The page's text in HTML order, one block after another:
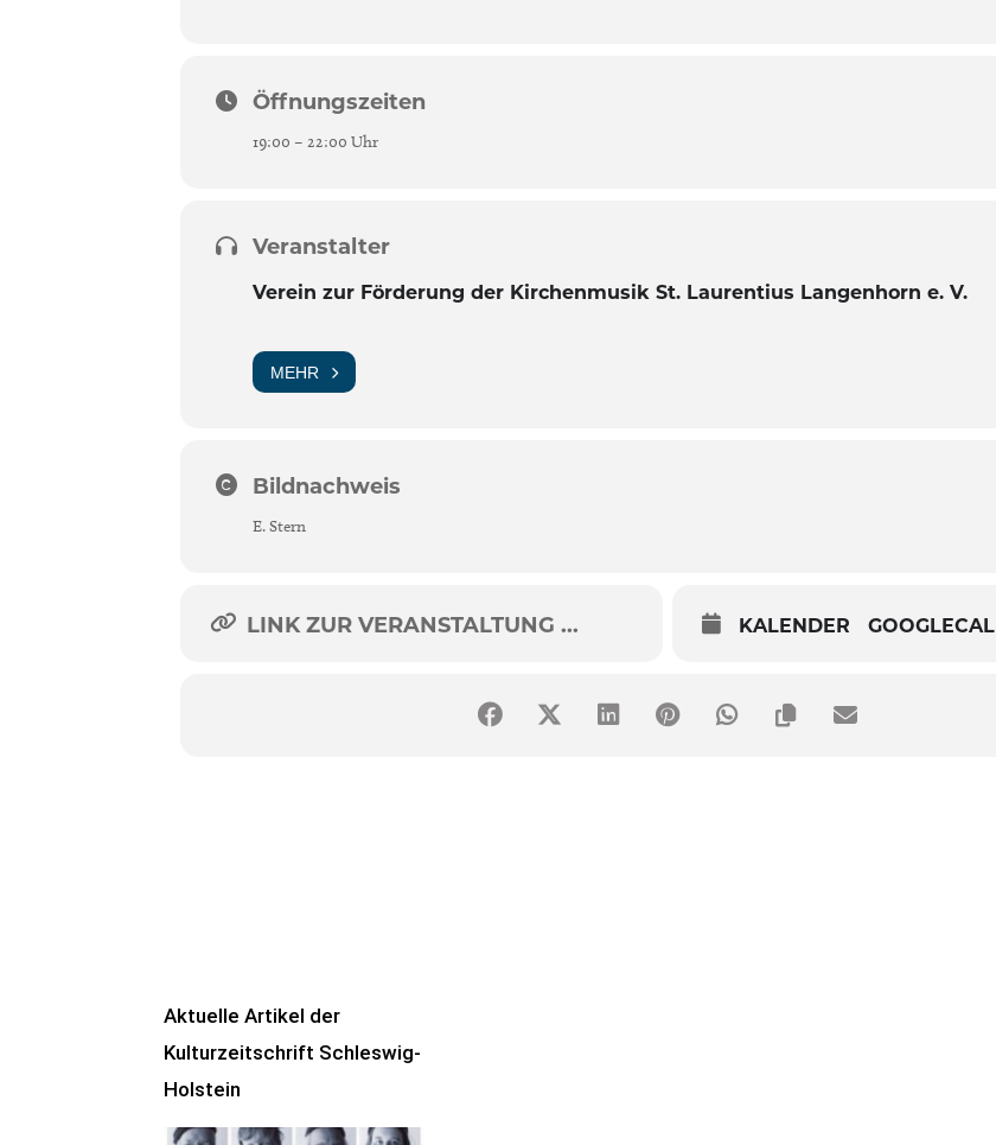
Öffnungszeiten
19:00 – 22:00 Uhr
Veranstalter
Verein zur Förderung der Kirchenmusik St. Laurentius Langenhorn e. V.
MEHR
Bildnachweis
E. Stern
LINK ZUR VERANSTALTUNG ... KALENDER GOOGLECAL
Aktuelle Artikel der
Kulturzeitschrift Schleswig-
Holstein